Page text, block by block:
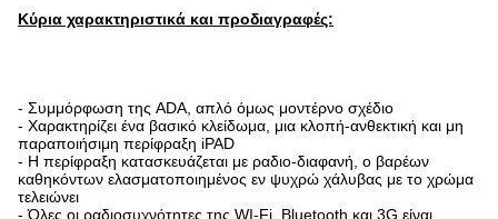
Κύρια χαρακτηριστικά και προδιαγραφές:
- Συμμόρφωση της ADA, απλό όμως μοντέρνο σχέδιο
- Χαρακτηρίζει ένα βασικό κλείδωμα, μια κλοπή-ανθεκτική και μη
παραποιήσιμη περίφραξη iPAD
- Η περίφραξη κατασκευάζεται με ραδιο-διαφανή, ο βαρέων
καθηκόντων ελασματοποιημένος εν ψυχρώ χάλυβας με το χρώμα
τελειώνει
- Όλες οι ραδιοσυχνότητες της WI-Fi, Bluetooth και 3G είναι